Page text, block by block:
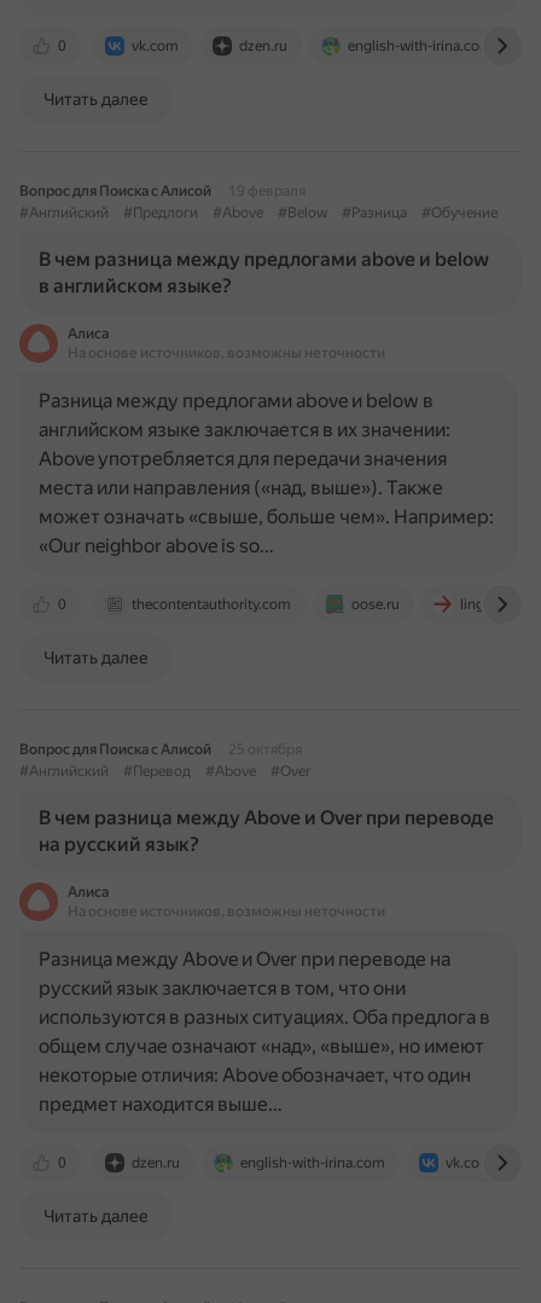
0 vk.com dzen.ru english-with-irina.com
Читать далее
Вопрос для Поиска с Алисой
19 февраля
#Английский
#Предлоги #Above #Below #Разница #Обучение
В чем разница между предлогами above и below
в английском языке?
Алиса
На основе источников, возможны неточности
0 thecontentauthority.com oose.ru
Разница между предлогами above и below в
английском языке заключается в их значении:
Above употребляется для передачи значения
места или направления («над, выше»). Также
может означать «свыше, больше чем». Например:
«Our neighbor above is so…
Читать далее
Вопрос для Поиска с Алисой
25 октября
#Английский
#Перевод #Above #Over
В чем разница между Above и Over при переводе
на русский язык?
Алиса
На основе источников, возможны неточности
0 dzen.ru english-with-irina.com vk.com
Разница между Above и Over при переводе на
русский язык заключается в том, что они
используются в разных ситуациях. Оба предлога в
общем случае означают «над», «выше», но имеют
некоторые отличия: Above обозначает, что один
предмет находится выше…
Читать далее